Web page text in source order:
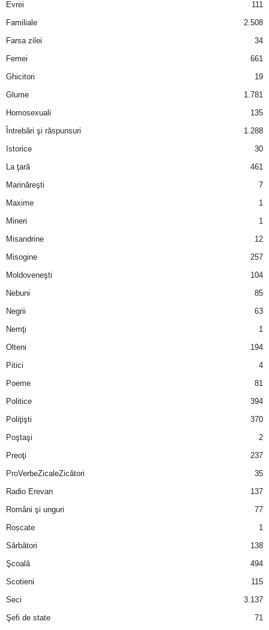
Evrei
111
Familiale
2.508
Farsa zilei
34
Femei
661
Ghicitori
19
Glume
1.781
Homosexuali
135
Întrebări şi răspunsuri
1.288
Istorice
30
La ţară
461
Marinăreşti
7
Maxime
1
Mineri
1
Misandrine
12
Misogine
257
Moldoveneşti
104
Nebuni
85
Negrii
63
Nemţi
1
Olteni
194
Pitici
4
Poeme
81
Politice
394
Poliţişti
370
Poştaşi
2
Preoţi
237
ProVerbeZicaleZicători
35
Radio Erevan
137
Români şi unguri
77
Roșcate
1
Sărbători
138
Şcoală
494
Scotieni
115
Seci
3.137
Şefi de state
71